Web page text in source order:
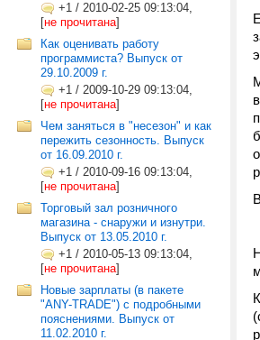
+1 / 2010-02-25 09:13:04,
[не прочитана]
Как оценивать работу
программиста? Выпуск от
29.10.2009 г.
+1 / 2009-10-29 09:13:04,
[не прочитана]
Чем заняться в "несезон" и как
пережить сезонность. Выпуск
от 16.09.2010 г.
+1 / 2010-09-16 09:13:04,
[не прочитана]
Торговый зал розничного
магазина - снаружи и изнутри.
Выпуск от 13.05.2010 г.
+1 / 2010-05-13 09:13:04,
[не прочитана]
Новые зарплаты (в пакете
"ANY-TRADE") с подробными
пояснениями. Выпуск от
11.02.2010 г.